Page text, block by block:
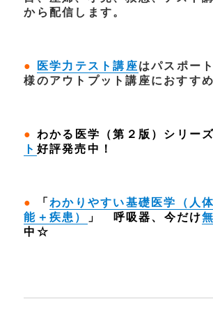
から配信します。
● 医学力テスト講座はパスポー
様のアウトプット講座におすす
● わかる医学（第２版）シリー
ト 好評発売中！
● 「わかりやすい基礎医学（人
能＋疾患）
」 呼吸器、今だけ
中☆